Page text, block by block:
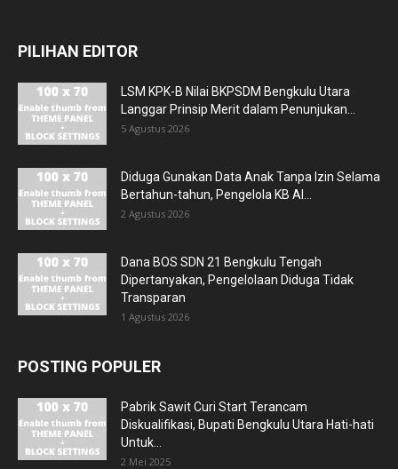
PILIHAN EDITOR
LSM KPK-B Nilai BKPSDM Bengkulu Utara
Langgar Prinsip Merit dalam Penunjukan...
5 Agustus 2026
Diduga Gunakan Data Anak Tanpa Izin Selama
Bertahun-tahun, Pengelola KB Al...
2 Agustus 2026
Dana BOS SDN 21 Bengkulu Tengah
Dipertanyakan, Pengelolaan Diduga Tidak
Transparan
1 Agustus 2026
POSTING POPULER
Pabrik Sawit Curi Start Terancam
Diskualifikasi, Bupati Bengkulu Utara Hati-hati
Untuk...
2 Mei 2025